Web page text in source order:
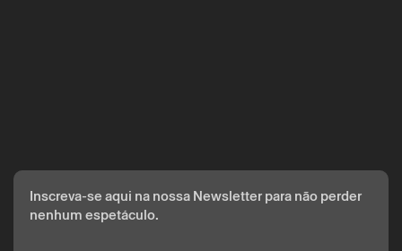
Inscreva-se aqui na nossa Newsletter para não perder
nenhum espetáculo.